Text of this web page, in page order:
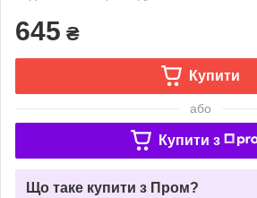
645 ₴
Купити
або
Купити з
Що таке купити з Пром?